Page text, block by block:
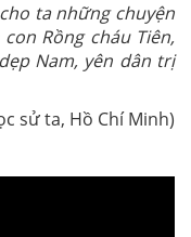
ta những chuyện
Rồng cháu Tiên,
Nam, yên dân trị
sử ta, Hồ Chí Minh)